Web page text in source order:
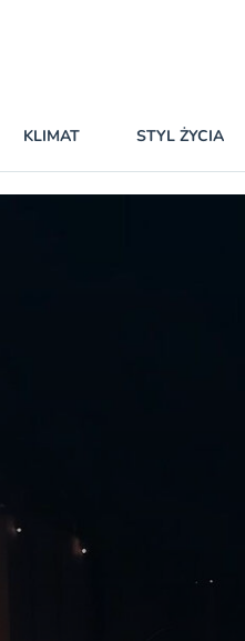
KLIMAT STYL ŻYCIA